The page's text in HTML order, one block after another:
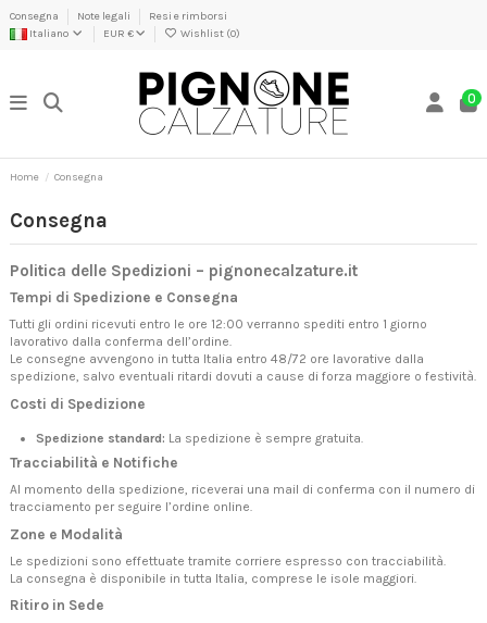
Consegna Note legali
Resi e rimborsi
Italiano
EUR € Wishlist (0)
0
Home Consegna
Consegna
Politica delle Spedizioni – pignonecalzature.it
Tempi di Spedizione e Consegna
Tutti gli ordini ricevuti entro le ore 12:00 verranno spediti entro 1 giorno
lavorativo dalla conferma dell’ordine.
Le consegne avvengono in tutta Italia entro 48/72 ore lavorative dalla
spedizione, salvo eventuali ritardi dovuti a cause di forza maggiore o festività.
Costi di Spedizione
Spedizione standard: La spedizione è sempre gratuita.
Tracciabilità e Notifiche
Al momento della spedizione, riceverai una mail di conferma con il numero di
tracciamento per seguire l’ordine online.
Zone e Modalità
Le spedizioni sono effettuate tramite corriere espresso con tracciabilità.
La consegna è disponibile in tutta Italia, comprese le isole maggiori.
Ritiro in Sede